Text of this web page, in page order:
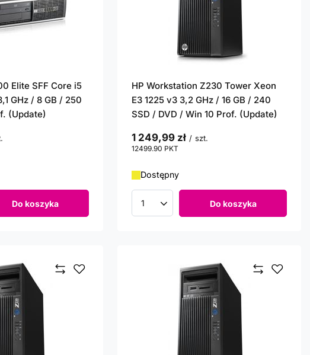
Elite SFF Core i5
GHz / 8 GB / 250
(Update)
Do koszyka
HP Workstation Z230 Tower Xeon
E3 1225 v3 3,2 GHz / 16 GB / 240
SSD / DVD / Win 10 Prof. (Update)
1 249,99 zł / szt.
12499.90 PKT
Dostępny
Ilość produktów Do koszyka